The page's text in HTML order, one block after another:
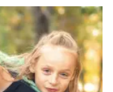
vietose